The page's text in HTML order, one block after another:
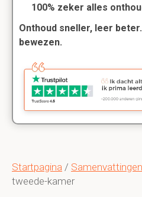
Startpagina / Samenvattingen
tweede-kamer
100% zeker alles
Onthoud sneller, leer
bewezen.